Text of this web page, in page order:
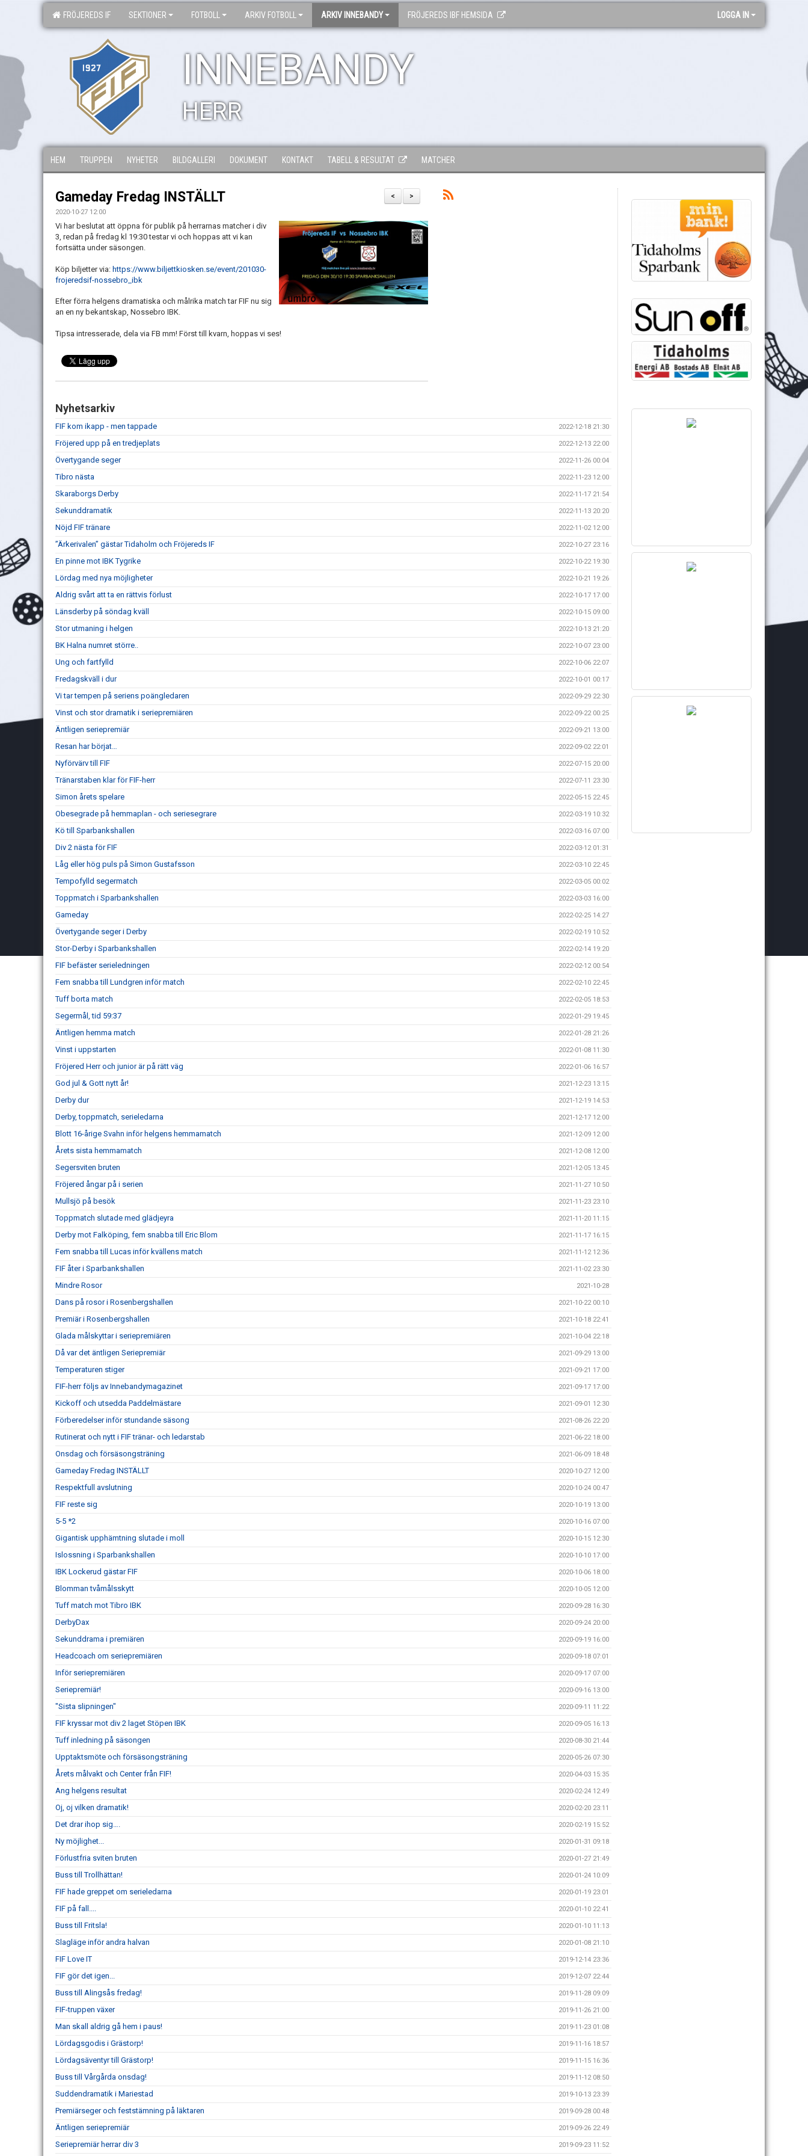
FRÖJEREDS IF SEKTIONER FOTBOLL ARKIV FOTBOLL ARKIV INNEBANDY FRÖJEREDS IBF HEMSIDA LOGGA IN
INNEBANDY
HERR
HEM TRUPPEN NYHETER BILDGALLERI DOKUMENT KONTAKT TABELL & RESULTAT MATCHER
>
<
Gameday Fredag INSTÄLLT
2020-10-27 12:00
Vi har beslutat att öppna för publik på herrarnas matcher i div
3, redan på fredag kl 19:30 testar vi och hoppas att vi kan
fortsätta under säsongen.
Köp biljetter via: https://www.biljettkiosken.se/event/201030-
frojeredsif-nossebro_ibk
Efter förra helgens dramatiska och målrika match tar FIF nu sig
an en ny bekantskap, Nossebro IBK.
Tipsa intresserade, dela via FB mm! Först till kvarn, hoppas vi ses!
Nyhetsarkiv
FIF kom ikapp - men tappade 2022-12-18 21:30
Fröjered upp på en tredjeplats 2022-12-13 22:00
Övertygande seger 2022-11-26 00:04
Tibro nästa 2022-11-23 12:00
Skaraborgs Derby 2022-11-17 21:54
Sekunddramatik 2022-11-13 20:20
Nöjd FIF tränare 2022-11-02 12:00
”Ärkerivalen” gästar Tidaholm och Fröjereds IF 2022-10-27 23:16
En pinne mot IBK Tygrike 2022-10-22 19:30
Lördag med nya möjligheter 2022-10-21 19:26
Aldrig svårt att ta en rättvis förlust 2022-10-17 17:00
Länsderby på söndag kväll 2022-10-15 09:00
Stor utmaning i helgen 2022-10-13 21:20
BK Halna numret större.. 2022-10-07 23:00
Ung och fartfylld 2022-10-06 22:07
Fredagskväll i dur 2022-10-01 00:17
Vi tar tempen på seriens poängledaren 2022-09-29 22:30
Vinst och stor dramatik i seriepremiären 2022-09-22 00:25
Äntligen seriepremiär 2022-09-21 13:00
Resan har börjat… 2022-09-02 22:01
Nyförvärv till FIF 2022-07-15 20:00
Tränarstaben klar för FIF-herr 2022-07-11 23:30
Simon årets spelare 2022-05-15 22:45
Obesegrade på hemmaplan - och seriesegrare 2022-03-19 10:32
Kö till Sparbankshallen 2022-03-16 07:00
Div 2 nästa för FIF 2022-03-12 01:31
Låg eller hög puls på Simon Gustafsson 2022-03-10 22:45
Tempofylld segermatch 2022-03-05 00:02
Toppmatch i Sparbankshallen 2022-03-03 16:00
Gameday 2022-02-25 14:27
Övertygande seger i Derby 2022-02-19 10:52
Stor-Derby i Sparbankshallen 2022-02-14 19:20
FIF befäster serieledningen 2022-02-12 00:54
Fem snabba till Lundgren inför match 2022-02-10 22:45
Tuff borta match 2022-02-05 18:53
Segermål, tid 59:37 2022-01-29 19:45
Äntligen hemma match 2022-01-28 21:26
Vinst i uppstarten 2022-01-08 11:30
Fröjered Herr och junior är på rätt väg 2022-01-06 16:57
God jul & Gott nytt år! 2021-12-23 13:15
Derby dur 2021-12-19 14:53
Derby, toppmatch, serieledarna 2021-12-17 12:00
Blott 16-årige Svahn inför helgens hemmamatch 2021-12-09 12:00
Årets sista hemmamatch 2021-12-08 12:00
Segersviten bruten 2021-12-05 13:45
Fröjered ångar på i serien 2021-11-27 10:50
Mullsjö på besök 2021-11-23 23:10
Toppmatch slutade med glädjeyra 2021-11-20 11:15
Derby mot Falköping, fem snabba till Eric Blom 2021-11-17 16:15
Fem snabba till Lucas inför kvällens match 2021-11-12 12:36
FIF åter i Sparbankshallen 2021-11-02 23:30
Mindre Rosor 2021-10-28
Dans på rosor i Rosenbergshallen 2021-10-22 00:10
Premiär i Rosenbergshallen 2021-10-18 22:41
Glada målskyttar i seriepremiären 2021-10-04 22:18
Då var det äntligen Seriepremiär 2021-09-29 13:00
Temperaturen stiger 2021-09-21 17:00
FIF-herr följs av Innebandymagazinet 2021-09-17 17:00
Kickoff och utsedda Paddelmästare 2021-09-01 12:30
Förberedelser inför stundande säsong 2021-08-26 22:20
Rutinerat och nytt i FIF tränar- och ledarstab 2021-06-22 18:00
Onsdag och försäsongsträning 2021-06-09 18:48
Gameday Fredag INSTÄLLT 2020-10-27 12:00
Respektfull avslutning 2020-10-24 00:47
FIF reste sig 2020-10-19 13:00
5-5 *2 2020-10-16 07:00
Gigantisk upphämtning slutade i moll 2020-10-15 12:30
Islossning i Sparbankshallen 2020-10-10 17:00
IBK Lockerud gästar FIF 2020-10-06 18:00
Blomman tvåmålsskytt 2020-10-05 12:00
Tuff match mot Tibro IBK 2020-09-28 16:30
DerbyDax 2020-09-24 20:00
Sekunddrama i premiären 2020-09-19 16:00
Headcoach om seriepremiären 2020-09-18 07:01
Inför seriepremiären 2020-09-17 07:00
Seriepremiär! 2020-09-16 13:00
"Sista slipningen" 2020-09-11 11:22
FIF kryssar mot div 2 laget Stöpen IBK 2020-09-05 16:13
Tuff inledning på säsongen 2020-08-30 21:44
Upptaktsmöte och försäsongsträning 2020-05-26 07:30
Årets målvakt och Center från FIF! 2020-04-03 15:35
Ang helgens resultat 2020-02-24 12:49
Oj, oj vilken dramatik! 2020-02-20 23:11
Det drar ihop sig…. 2020-02-19 15:52
Ny möjlighet... 2020-01-31 09:18
Förlustfria sviten bruten 2020-01-27 21:49
Buss till Trollhättan! 2020-01-24 10:09
FIF hade greppet om serieledarna 2020-01-19 23:01
FIF på fall.... 2020-01-10 22:41
Buss till Fritsla! 2020-01-10 11:13
Slagläge inför andra halvan 2020-01-08 21:10
FIF Love IT 2019-12-14 23:36
FIF gör det igen... 2019-12-07 22:44
Buss till Alingsås fredag! 2019-11-28 09:09
FIF-truppen växer 2019-11-26 21:00
Man skall aldrig gå hem i paus! 2019-11-23 01:08
Lördagsgodis i Grästorp! 2019-11-16 18:57
Lördagsäventyr till Grästorp! 2019-11-15 16:36
Buss till Vårgårda onsdag! 2019-11-12 08:50
Suddendramatik i Mariestad 2019-10-13 23:39
Premiärseger och feststämning på läktaren 2019-09-28 00:48
Äntligen seriepremiär 2019-09-26 22:49
Seriepremiär herrar div 3 2019-09-23 11:52